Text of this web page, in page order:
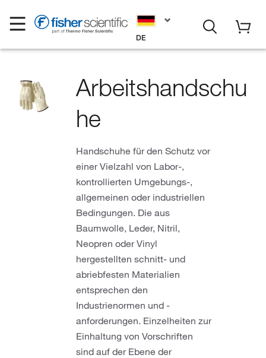
DE
Arbeitshandschu
he
Handschuhe für den Schutz vor
einer Vielzahl von Labor-,
kontrollierten Umgebungs-,
allgemeinen oder industriellen
Bedingungen. Die aus
Baumwolle, Leder, Nitril,
Neopren oder Vinyl
hergestellten schnitt- und
abriebfesten Materialien
entsprechen den
Industrienormen und -
anforderungen. Einzelheiten zur
Einhaltung von Vorschriften
sind auf der Ebene der